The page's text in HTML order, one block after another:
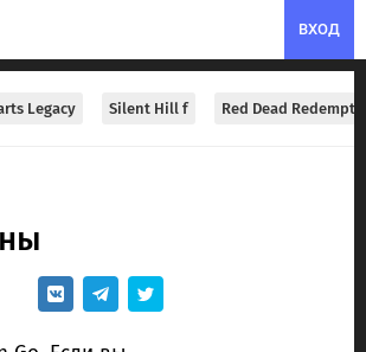
ВХОД
Legacy Silent Hill f Red Dead